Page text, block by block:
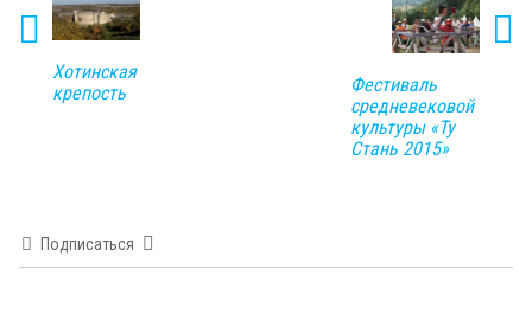
Хотинская
крепость
Фестиваль
средневековой
культуры «Ту
Стань 2015»
Подписаться